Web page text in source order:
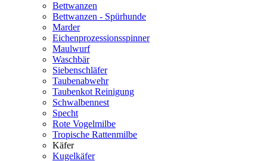
Bettwanzen
Bettwanzen - Spürhunde
Marder
Eichenprozessionsspinner
Maulwurf
Waschbär
Siebenschläfer
Taubenabwehr
Taubenkot Reinigung
Schwalbennest
Specht
Rote Vogelmilbe
Tropische Rattenmilbe
Käfer
Kugelkäfer